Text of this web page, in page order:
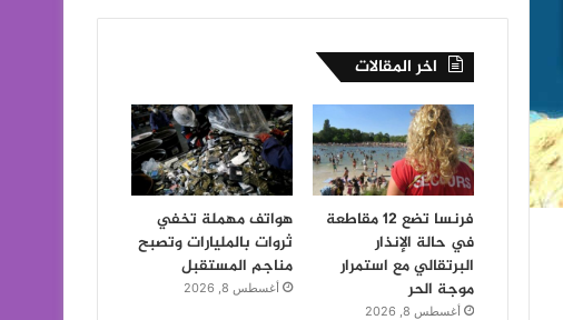
اخر المقالات
فرنسا تضع 12 مقاطعة
في حالة الإنذار
البرتقالي مع استمرار
موجة الحر
أغسطس 8, 2026
هواتف مهملة تخفي
ثروات بالمليارات وتصبح
مناجم المستقبل
أغسطس 8, 2026